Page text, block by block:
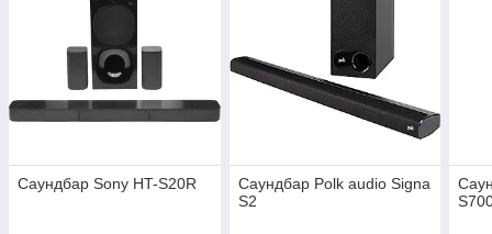
Саундбар Sony HT-S20R
Саундбар Polk audio Signa
S2